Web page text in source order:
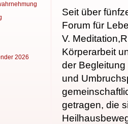
2026
Seit über
Forum für
V. Meditation,
Körperarbeit
der
und
getragen, die